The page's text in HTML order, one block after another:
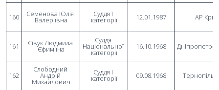
160 Семенова Юлія
Валеріївна
Суддя I
категорії 12.01.1987 АР
161 Сівук Людмила
Єфиміїна
Суддя
Національної
категорії
16.10.1968
162
Слободний
Андрій
Михайлович
Суддя I
категорії 09.08.1968